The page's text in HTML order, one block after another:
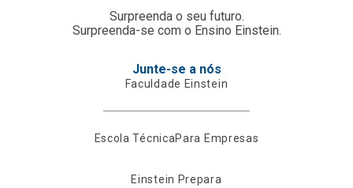
Surpreenda o seu futuro.
Surpreenda-se com o Ensino Einstein.
Junte-se a nós
Faculdade Einstein
Escola TécnicaPara Empresas
Einstein Prepara